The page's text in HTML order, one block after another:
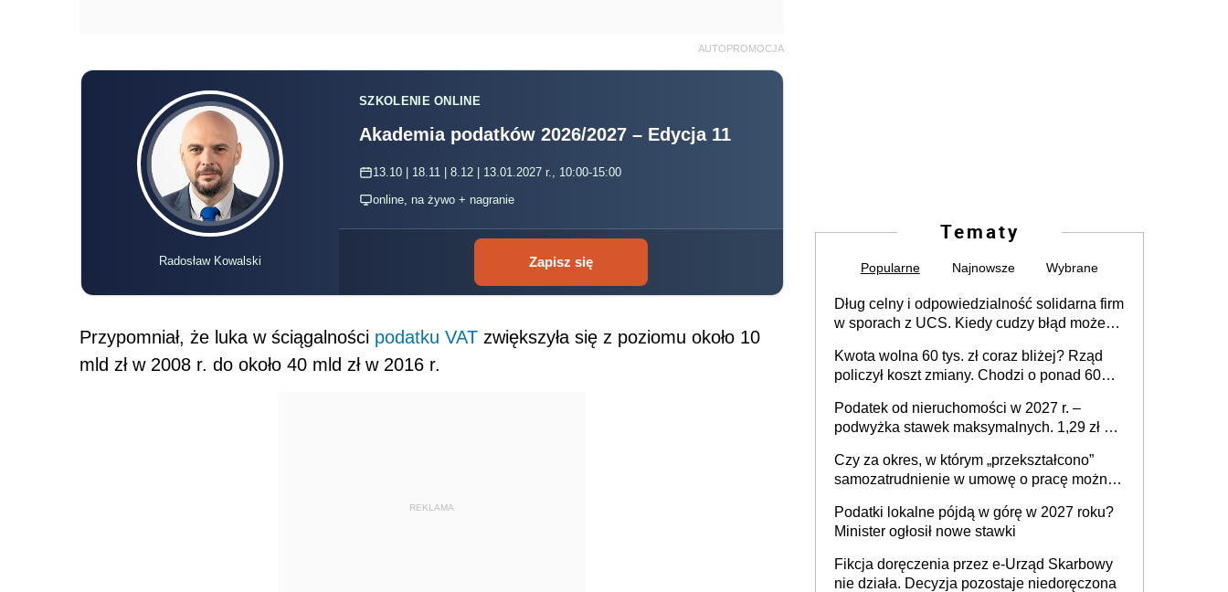
AUTOPROMOCJA
Radosław Kowalski
SZKOLENIE ONLINE
Akademia podatków 2026/2027 – Edycja 11
13.10 | 18.11 | 8.12 | 13.01.2027 r., 10:00-15:00
online, na żywo + nagranie
Zapisz się
Przypomniał, że luka w ściągalności podatku VAT zwiększyła się z poziomu około 10
mld zł w 2008 r. do około 40 mld zł w 2016 r.
REKLAMA
Tematy
Popularne Najnowsze Wybrane
Dług celny i odpowiedzialność solidarna firm
w sporach z UCS. Kiedy cudzy błąd może
Kwota wolna 60 tys. zł coraz bliżej? Rząd
policzył koszt zmiany. Chodzi o ponad 60
Podatek od nieruchomości w 2027 r. –
podwyżka stawek maksymalnych. 1,29 zł za
budynków i lokali związanych z
prowadzeniem działalności gospodarczej
Czy za okres, w którym „przekształcono”
samozatrudnienie w umowę o pracę można
umowy cywilnoprawnej jedynym
racjonalnym wyjściem
Podatki lokalne pójdą w górę w 2027 roku?
Minister ogłosił nowe stawki
Fikcja doręczenia przez e-Urząd Skarbowy
nie działa. Decyzja pozostaje niedoręczona